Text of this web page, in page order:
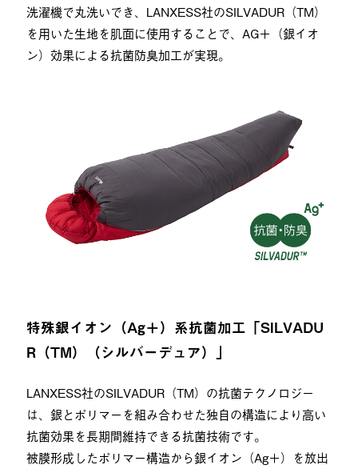
洗濯機で丸洗いでき、LANXESS社のSILVADUR（TM）
を用いた生地を肌面に使用することで、AG＋（銀イオ
ン）効果による抗菌防臭加工が実現。
特殊銀イオン（Ag＋）系抗菌加工「SILVADU
R（TM）（シルバーデュア）」
LANXESS社のSILVADUR（TM）の抗菌テクノロジー
は、銀とポリマーを組み合わせた独自の構造により高い
抗菌効果を長期間維持できる抗菌技術です。
被膜形成したポリマー構造から銀イオン（Ag＋）を放出